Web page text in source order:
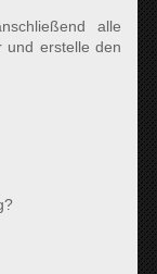
alle
und erstelle den